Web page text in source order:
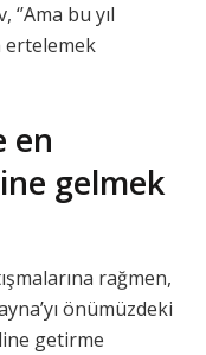
bu yıl
ertelemek
en
gelmek
rağmen,
önümüzdeki
getirme